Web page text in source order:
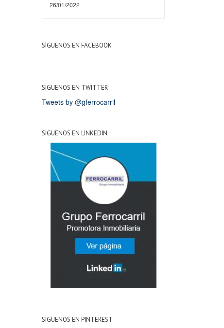
26/01/2022
SÍGUENOS EN FACEBOOK
SIGUENOS EN TWITTER
Tweets by @gferrocarril
SIGUENOS EN LINKEDIN
SIGUENOS EN PINTEREST